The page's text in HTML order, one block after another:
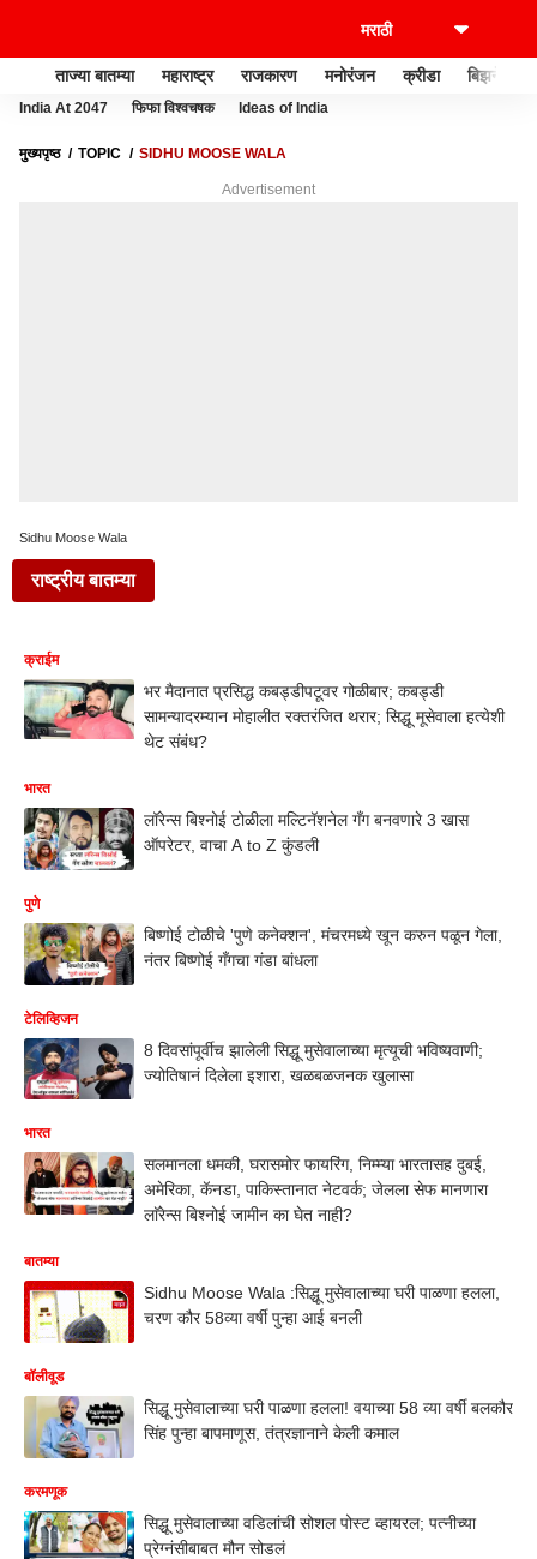
ताज्या बातम्या महाराष्ट्र राजकारण मनोरंजन क्रीडा बिझनेस
India At 2047 फिफा विश्वचषक Ideas of India
मुख्यपृष्ठ TOPIC SIDHU MOOSE WALA
Advertisement
Sidhu Moose Wala
राष्ट्रीय बातम्या
क्राईम
भर मैदानात प्रसिद्ध कबड्डीपटूवर गोळीबार; कबड्डी
सामन्यादरम्यान मोहालीत रक्तरंजित थरार; सिद्धू मूसेवाला हत्येशी
थेट संबंध?
भारत
लॉरेन्स बिश्नोई टोळीला मल्टिनॅशनेल गँग बनवणारे 3 खास
ऑपरेटर, वाचा A to Z कुंडली
पुणे
बिष्णोई टोळीचे 'पुणे कनेक्शन', मंचरमध्ये खून करुन पळून गेला,
नंतर बिष्णोई गँगचा गंडा बांधला
टेलिव्हिजन
8 दिवसांपूर्वीच झालेली सिद्धू मुसेवालाच्या मृत्यूची भविष्यवाणी;
ज्योतिषानं दिलेला इशारा, खळबळजनक खुलासा
भारत
सलमानला धमकी, घरासमोर फायरिंग, निम्म्या भारतासह दुबई,
अमेरिका, कॅनडा, पाकिस्तानात नेटवर्क; जेलला सेफ मानणारा
लाॅरेन्स बिश्नोई जामीन का घेत नाही?
बातम्या
Sidhu Moose Wala :सिद्धू मुसेवालाच्या घरी पाळणा हलला,
चरण कौर 58व्या वर्षी पुन्हा आई बनली
बॉलीवूड
सिद्धू मुसेवालाच्या घरी पाळणा हलला! वयाच्या 58 व्या वर्षी बलकौर
सिंह पुन्हा बापमाणूस, तंत्रज्ञानाने केली कमाल
करमणूक
सिद्धू मुसेवालाच्या वडिलांची सोशल पोस्ट व्हायरल; पत्नीच्या
प्रेग्नंसीबाबत मौन सोडलं